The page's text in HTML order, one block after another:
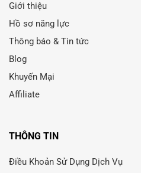
Giới thiệu
Hồ sơ năng lực
Thông báo & Tin tức
Blog
Khuyến Mại
Affiliate
THÔNG TIN
Điều Khoản Sử Dụng Dịch Vụ